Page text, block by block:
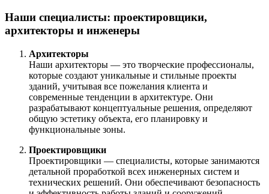
Наши специалисты: проектировщики,
архитекторы и инженеры
Архитекторы
Наши архитекторы — это творческие профессионалы,
которые создают уникальные и стильные проекты
зданий, учитывая все пожелания клиента и
современные тенденции в архитектуре. Они
разрабатывают концептуальные решения, определяют
общую эстетику объекта, его планировку и
функциональные зоны.
Проектировщики
Проектировщики — специалисты, которые занимаются
детальной проработкой всех инженерных систем и
технических решений. Они обеспечивают безопасность